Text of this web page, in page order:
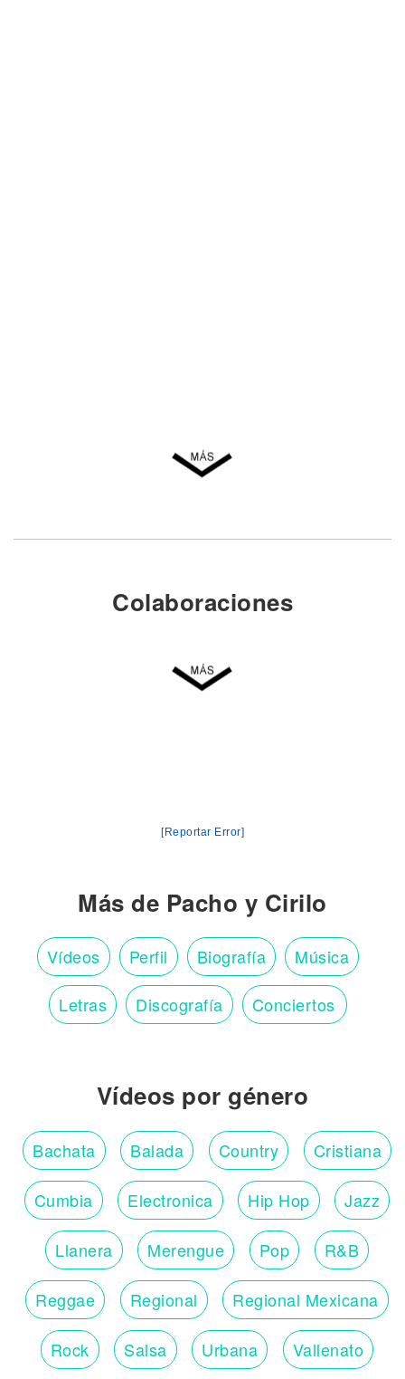
Colaboraciones
[Reportar Error]
Más de Pacho y Cirilo
Vídeos Perfil Biografía Música
Letras Discografía Conciertos
Vídeos por género
Bachata Balada Country Cristiana
Cumbia Electronica Hip Hop Jazz
Llanera Merengue Pop R&B
Reggae Regional Regional Mexicana
Rock Salsa Urbana Vallenato